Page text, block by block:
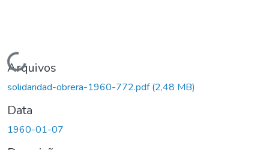
Carregando...
Arquivos
solidaridad-obrera-1960-772.pdf(2,48 MB)
Data
1960-01-07